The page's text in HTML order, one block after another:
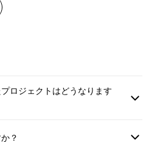
張先ではコンセント不足
倒は感じたくない。」そん
にこれ一台と言える理想
ロジェクトはどうなります
？